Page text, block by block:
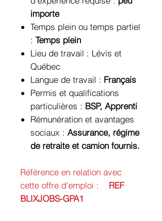
importe
Temps plein ou temps partiel
: Temps plein
Lieu de travail : Lévis et
Québec
Langue de travail : Français
Permis et qualifications
particulières : BSP, Apprenti
Rémunération et avantages
sociaux : Assurance, régime
de retraite et camion fournis.
Référence en relation avec
cette offre d'emploi :
REF
BLIXJOBS-GPA1